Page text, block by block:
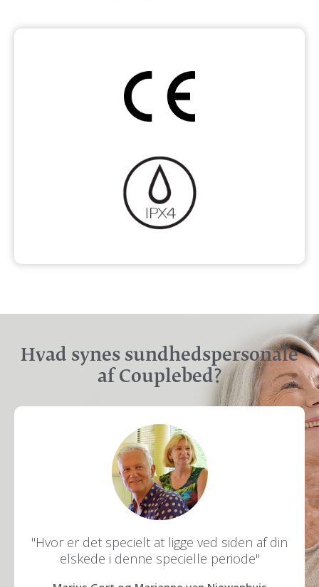
Hvad synes sundhedspersonale
af Couplebed?
"At tilbyde Couplebed gør mit arbejde
smukkere, fordi jeg ser, hvad nærheden
medfører i den sidste fase af livet".
Erna Vogelaar - EFS / PVZ
Nieuw Rijsenburgh - CuraMare